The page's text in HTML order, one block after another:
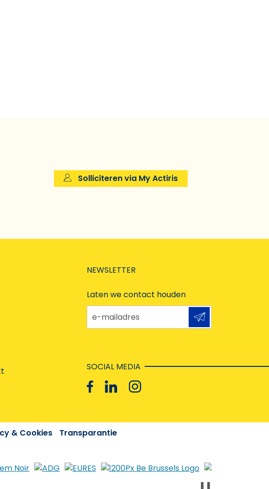
Solliciteren via My Actiris
NEWSLETTER
Laten we contact houden
e-mailadres
SOCIAL MEDIA
& Cookies Transparantie
❚❚